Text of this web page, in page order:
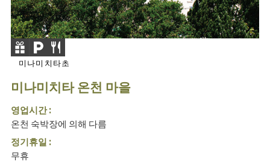
미나미치타초
미나미치타 온천 마을
영업시간 :
온천 숙박장에 의해 다름
정기휴일 :
무휴